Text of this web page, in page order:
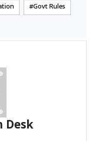
Govt Rules
Desk